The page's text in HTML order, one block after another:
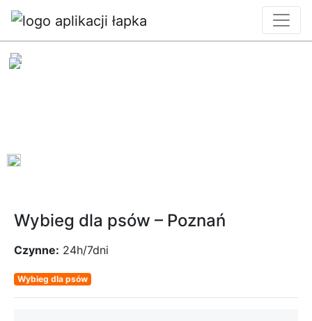
Wybieg dla psów – Poznań
Czynne: 24h/7dni
Wybieg dla psów